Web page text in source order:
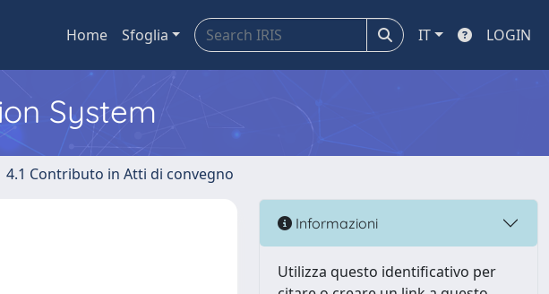
Home Sfoglia IT LOGIN
System
4.1 Contributo in Atti di convegno
Informazioni
Utilizza questo identificativo per